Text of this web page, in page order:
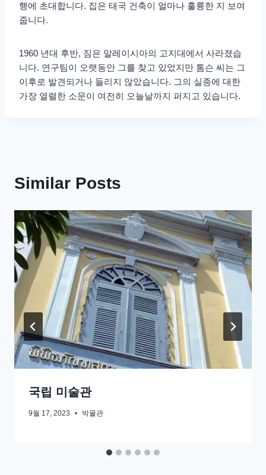
행에 초대합니다. 집은 태국 건축이 얼마나 훌륭한 지 보여
줍니다.
1960 년대 후반, 짐은 말레이시아의 고지대에서 사라졌습
니다. 연구팀이 오랫동안 그를 찾고 있었지만 톰슨 씨는 그
이후로 발견되거나 들리지 않았습니다. 그의 실종에 대한
가장 열렬한 소문이 여전히 오늘날까지 퍼지고 있습니다.
Similar Posts
국립 미술관
9월 17, 2023 박물관